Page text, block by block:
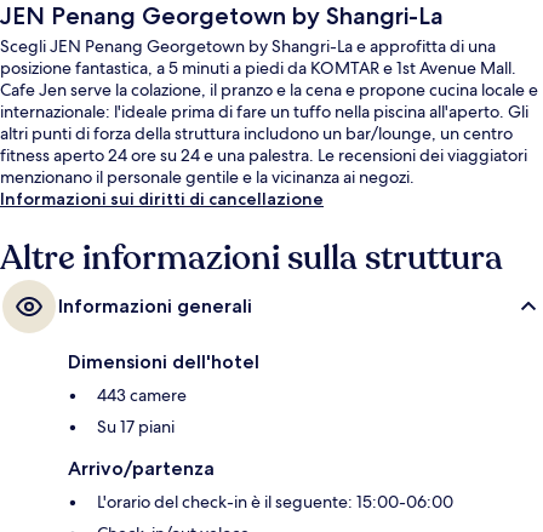
JEN Penang Georgetown by Shangri-La
Scegli JEN Penang Georgetown by Shangri-La e approfitta di una
posizione fantastica, a 5 minuti a piedi da KOMTAR e 1st Avenue Mall.
Cafe Jen serve la colazione, il pranzo e la cena e propone cucina locale e
internazionale: l'ideale prima di fare un tuffo nella piscina all'aperto. Gli
altri punti di forza della struttura includono un bar/lounge, un centro
fitness aperto 24 ore su 24 e una palestra. Le recensioni dei viaggiatori
menzionano il personale gentile e la vicinanza ai negozi.
Informazioni sui diritti di cancellazione
Altre informazioni sulla struttura
Informazioni generali
Dimensioni dell'hotel
443 camere
Su 17 piani
Arrivo/partenza
L'orario del check-in è il seguente: 15:00-06:00